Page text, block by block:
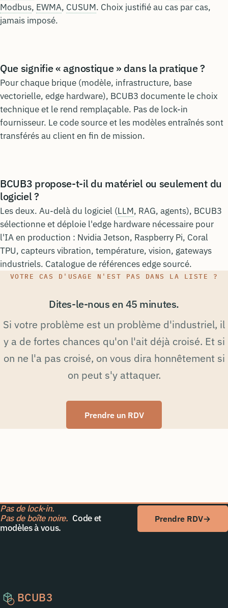
Modbus, EWMA, CUSUM. Choix justifié au cas par cas,
jamais imposé.
Que signifie « agnostique » dans la pratique ?
Pour chaque brique (modèle, infrastructure, base
vectorielle, edge hardware), BCUB3 documente le choix
technique et le rend remplaçable. Pas de lock-in
fournisseur. Le code source et les modèles entraînés sont
transférés au client en fin de mission.
BCUB3 propose-t-il du matériel ou seulement du
logiciel ?
Les deux. Au-delà du logiciel (LLM, RAG, agents), BCUB3
sélectionne et déploie l'edge hardware nécessaire pour
l'IA en production : Nvidia Jetson, Raspberry Pi, Coral
TPU, capteurs vibration, température, vision, gateways
industriels. Catalogue de références edge sourcé.
VOTRE CAS D'USAGE N'EST PAS DANS LA LISTE ?
Dites-le-nous en 45 minutes.
Si votre problème est un problème d'industriel, il
y a de fortes chances qu'on l'ait déjà croisé. Et si
on ne l'a pas croisé, on vous dira honnêtement si
on peut s'y attaquer.
Prendre un RDV
Pas de lock-in.
Pas de boîte noire. Code et
modèles à vous.
Prendre RDV→
BCUB3